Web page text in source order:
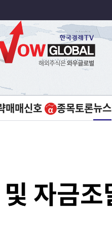
매매신호 종목토론뉴스
자금